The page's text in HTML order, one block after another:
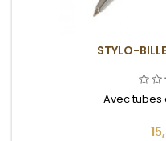
STYLO-
Avec tubes